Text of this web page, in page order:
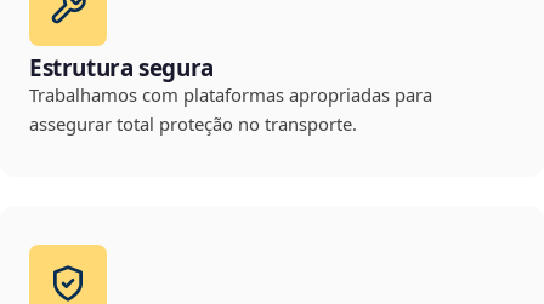
Estrutura segura
Trabalhamos com plataformas apropriadas para
assegurar total proteção no transporte.